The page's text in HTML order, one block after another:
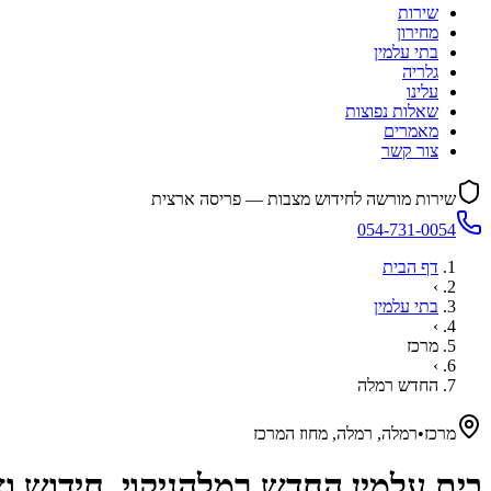
שירות
מחירון
בתי עלמין
גלריה
עלינו
שאלות נפוצות
מאמרים
צור קשר
שירות מורשה לחידוש מצבות — פריסה ארצית
054-731-0054
דף הבית
›
בתי עלמין
›
מרכז
›
החדש רמלה
מרכז•רמלה, רמלה, מחוז המרכז